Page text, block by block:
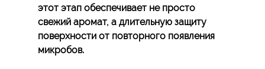
этот этап обеспечивает не просто
свежий аромат, а длительную защиту
поверхности от повторного появления
микробов.